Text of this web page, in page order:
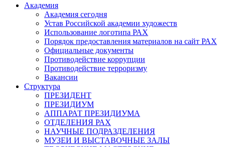
Академия
Академия сегодня
Устав Российской академии художеств
Использование логотипа РАХ
Порядок предоставления материалов на сайт РАХ
Официальные документы
Противодействие коррупции
Противодействие терроризму
Вакансии
Структура
ПРЕЗИДЕНТ
ПРЕЗИДИУМ
АППАРАТ ПРЕЗИДИУМА
ОТДЕЛЕНИЯ РАХ
НАУЧНЫЕ ПОДРАЗДЕЛЕНИЯ
МУЗЕИ И ВЫСТАВОЧНЫЕ ЗАЛЫ